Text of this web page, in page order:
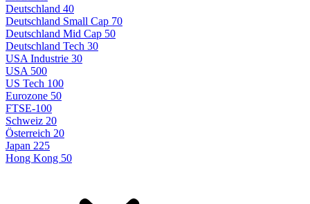
Deutschland 40
Deutschland Small Cap 70
Deutschland Mid Cap 50
Deutschland Tech 30
USA Industrie 30
USA 500
US Tech 100
Eurozone 50
FTSE-100
Schweiz 20
Österreich 20
Japan 225
Hong Kong 50